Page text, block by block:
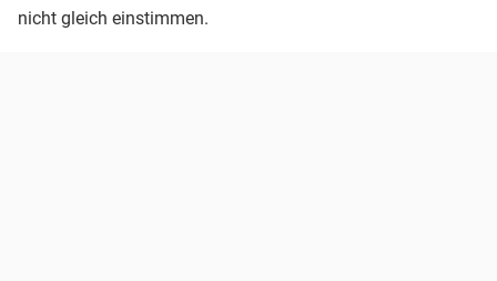
nicht gleich einstimmen.